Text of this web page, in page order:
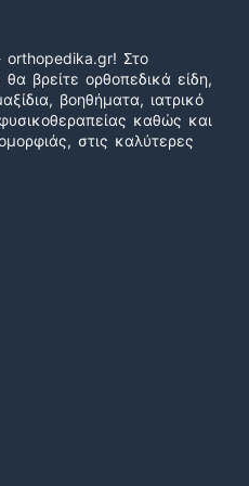
orthopedika.gr! Στο
βρείτε ορθοπεδικά είδη,
βοηθήματα, ιατρικό
καθώς και
στις καλύτερες